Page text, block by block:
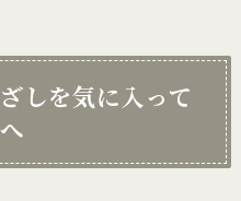
しを気に入って